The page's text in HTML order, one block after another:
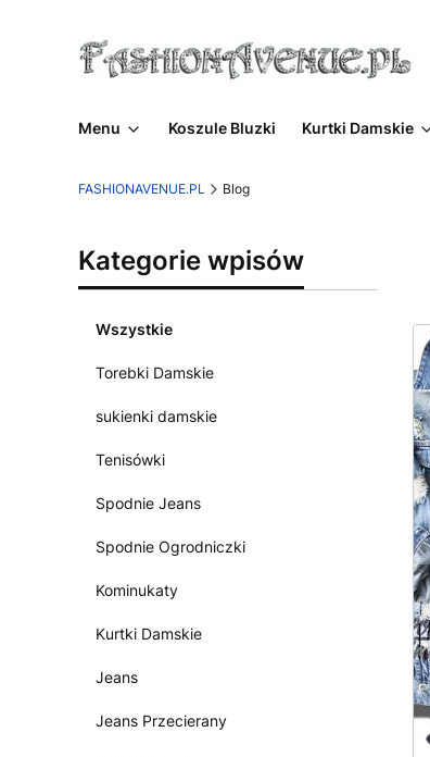
Menu Koszule Bluzki Kurtki Damskie
FASHIONAVENUE.PL Blog
Kategorie wpisów
Wszystkie
Torebki Damskie
sukienki damskie
Tenisówki
Spodnie Jeans
Spodnie Ogrodniczki
Kominukaty
Kurtki Damskie
Jeans
Jeans Przecierany